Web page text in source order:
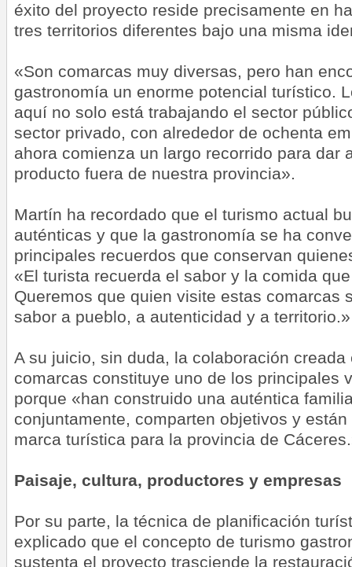
éxito del proyecto reside precisamente en
tres territorios diferentes bajo una misma
«Son comarcas muy diversas, pero han
gastronomía un enorme potencial turístico.
aquí no solo está trabajando el sector
sector privado, con alrededor de ochenta
ahora comienza un largo recorrido para dar
producto fuera de nuestra provincia».
Martín ha recordado que el turismo actual
auténticas y que la gastronomía se ha
principales recuerdos que conservan
«El turista recuerda el sabor y la comida
Queremos que quien visite estas comarcas
sabor a pueblo, a autenticidad y a territorio.»
A su juicio, sin duda, la colaboración creada
comarcas constituye uno de los principales
porque «han construido una auténtica
conjuntamente, comparten objetivos y
marca turística para la provincia de
Paisaje, cultura, productores y empresas
Por su parte, la técnica de planificación
explicado que el concepto de turismo
sustenta el proyecto trasciende la